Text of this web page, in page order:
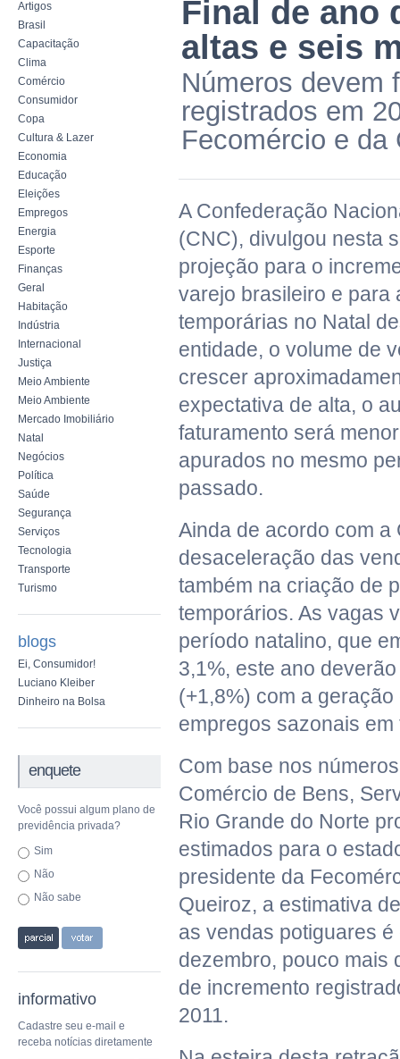
Artigos
Brasil
Capacitação
Clima
Comércio
Consumidor
Copa
Cultura & Lazer
Economia
Educação
Eleições
Empregos
Energia
Esporte
Finanças
Geral
Habitação
Indústria
Internacional
Justiça
Meio Ambiente
Meio Ambiente
Mercado Imobiliário
Natal
Negócios
Política
Saúde
Segurança
Serviços
Tecnologia
Transporte
Turismo
blogs
Ei, Consumidor!
Luciano Kleiber
Dinheiro na Bolsa
enquete
Você possui algum plano de
previdência privada?
Sim
Não
Não sabe
informativo
Cadastre seu e-mail e
receba notícias diretamente
Final de ano
altas e seis
Números devem
registrados em
Fecomércio e da
A Confederação
(CNC), divulgou nesta
projeção para o
varejo brasileiro e para
temporárias no Natal
entidade, o volume de
crescer
expectativa de alta, o
faturamento será
apurados no mesmo
passado.
Ainda de acordo com a
desaceleração das
também na criação de
temporários. As vagas
período natalino, que
3,1%, este ano
(+1,8%) com a geração
empregos sazonais em
Com base nos
Comércio de Bens,
Rio Grande do Norte
estimados para o
presidente da
Queiroz, a estimativa
as vendas potiguares é
dezembro, pouco mais
de incremento
2011.